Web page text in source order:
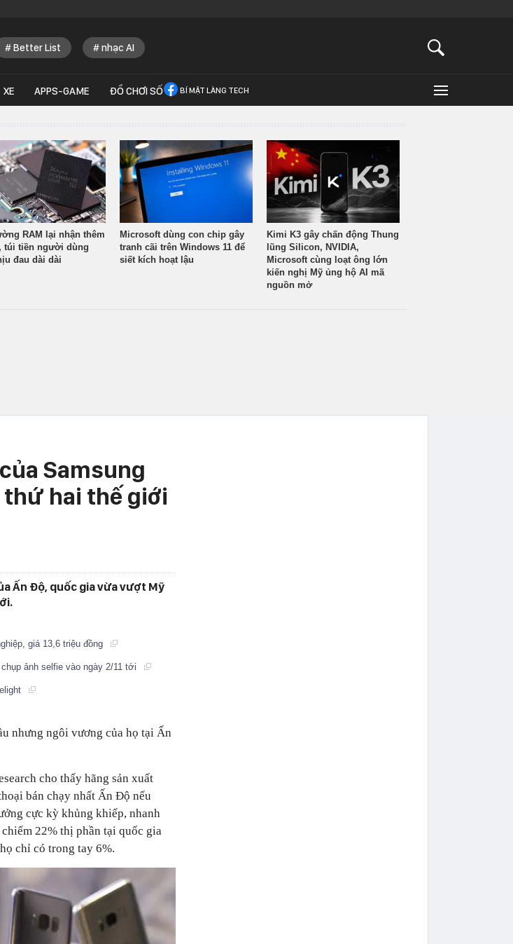
Better List nhạc AI
XE APPS-GAME ĐỒ CHƠI SỐ BÍ MẬT LÀNG TECH
RAM lại nhận thêm
túi tiền người dùng
đau dài dài
Microsoft dùng con chip gây
tranh cãi trên Windows 11 để
siết kích hoạt lậu
Kimi K3 gây chấn động Thung
lũng Silicon, NVIDIA,
Microsoft cùng loạt ông lớn
kiến nghị Mỹ ủng hộ AI mã
nguồn mở
Samsung
hai thế giới
Ấn Độ, quốc gia vừa vượt Mỹ
giá 13,6 triệu đồng
ảnh selfie vào ngày 2/11 tới
nhưng ngôi vương của họ tại Ấn
cho thấy hãng sản xuất
bán chạy nhất Ấn Độ nếu
cực kỳ khủng khiếp, nhanh
22% thị phần tại quốc gia
chỉ có trong tay 6%.